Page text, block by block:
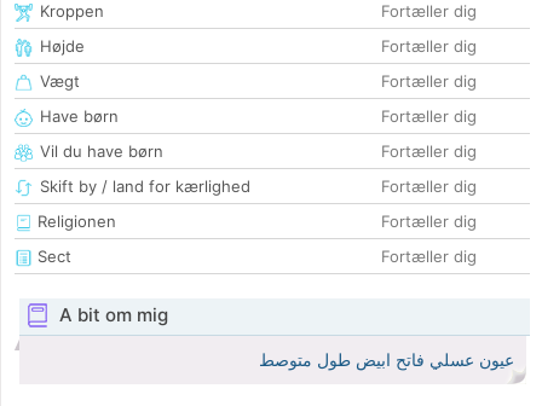
Kroppen
Fortæller dig
Højde
Fortæller dig
Vægt
Fortæller dig
Have børn
Fortæller dig
Vil du have børn
Fortæller dig
Skift by / land for kærlighed
Fortæller dig
Religionen
Fortæller dig
Sect
Fortæller dig
A bit om mig
عيون عسلي فاتح ابيض طول متوصط